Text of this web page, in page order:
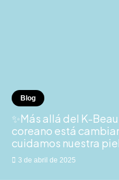
Blog
✨Más allá del K-
coreano está
cuidamos nuestra
3 de abril de 2025